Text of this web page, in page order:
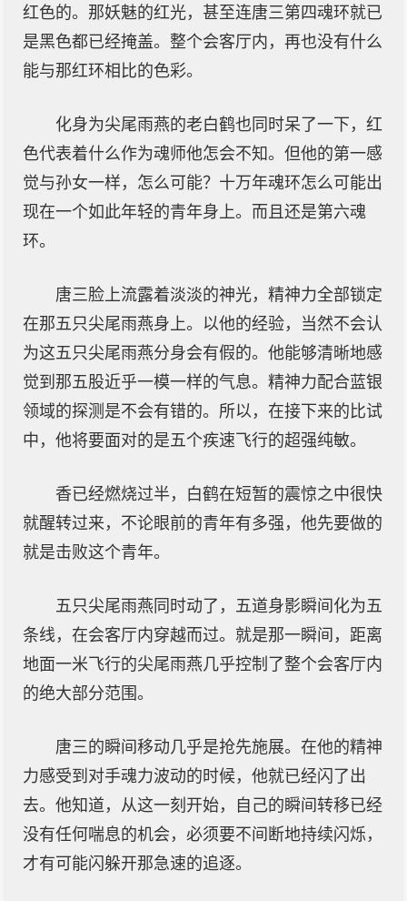
红色的。那妖魅的红光，甚至连唐三第四魂环就已
是黑色都已经掩盖。整个会客厅内，再也没有什么
能与那红环相比的色彩。
化身为尖尾雨燕的老白鹤也同时呆了一下，红
色代表着什么作为魂师他怎会不知。但他的第一感
觉与孙女一样，怎么可能？十万年魂环怎么可能出
现在一个如此年轻的青年身上。而且还是第六魂
环。
唐三脸上流露着淡淡的神光，精神力全部锁定
在那五只尖尾雨燕身上。以他的经验，当然不会认
为这五只尖尾雨燕分身会有假的。他能够清晰地感
觉到那五股近乎一模一样的气息。精神力配合蓝银
领域的探测是不会有错的。所以，在接下来的比试
中，他将要面对的是五个疾速飞行的超强纯敏。
香已经燃烧过半，白鹤在短暂的震惊之中很快
就醒转过来，不论眼前的青年有多强，他先要做的
就是击败这个青年。
五只尖尾雨燕同时动了，五道身影瞬间化为五
条线，在会客厅内穿越而过。就是那一瞬间，距离
地面一米飞行的尖尾雨燕几乎控制了整个会客厅内
的绝大部分范围。
唐三的瞬间移动几乎是抢先施展。在他的精神
力感受到对手魂力波动的时候，他就已经闪了出
去。他知道，从这一刻开始，自己的瞬间转移已经
没有任何喘息的机会，必须要不间断地持续闪烁，
才有可能闪躲开那急速的追逐。